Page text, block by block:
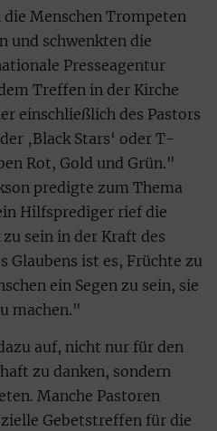
Menschen Trompeten
und schwenkten die
Presseagentur
Treffen in der Kirche
einschließlich des Pastors
‚Black Stars‘ oder T-
Rot, Gold und Grün."
predigte zum Thema
Hilfsprediger rief die
sein in der Kraft des
Glaubens ist es, Früchte zu
ein Segen zu sein, sie
machen."
auf, nicht nur für den
zu danken, sondern
Manche Pastoren
Gebetstreffen für die